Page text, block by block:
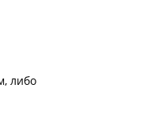
либо